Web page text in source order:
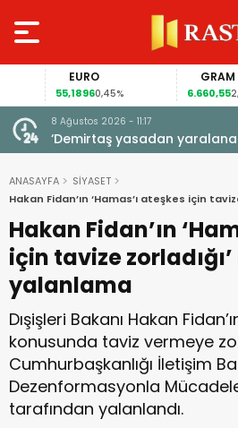
EURO
55,18960,45%
GRAM
6.660,552,59%
8 Ağustos 2026 - 11:17
‘Demirtaş yasadan
Gürlek’ten yanıt
ANASAYFA
SİYASET
Hakan Fidan’ın ‘Hamas’ı ateşkes için
yalanlama
Hakan Fidan’ın
için tavize
yalanlama
Dışişleri Bakanı Hakan
konusunda taviz vermeye
Cumhurbaşkanlığı İletişim
Dezenformasyonla
tarafından yalanlandı.